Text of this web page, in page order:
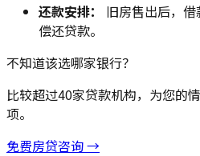
还款安排：
旧房售出后，
偿还贷款。
不知道该选哪家银行？
比较超过40家贷款机构，为您的
项。
免费房贷咨询 →